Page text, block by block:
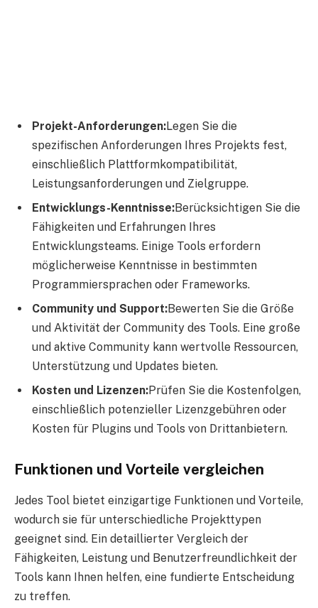
Projekt-Anforderungen:Legen Sie die
spezifischen Anforderungen Ihres Projekts fest,
einschließlich Plattformkompatibilität,
Leistungsanforderungen und Zielgruppe.
Entwicklungs-Kenntnisse:Berücksichtigen Sie die
Fähigkeiten und Erfahrungen Ihres
Entwicklungsteams. Einige Tools erfordern
möglicherweise Kenntnisse in bestimmten
Programmiersprachen oder Frameworks.
Community und Support:Bewerten Sie die Größe
und Aktivität der Community des Tools. Eine große
und aktive Community kann wertvolle Ressourcen,
Unterstützung und Updates bieten.
Kosten und Lizenzen:Prüfen Sie die Kostenfolgen,
einschließlich potenzieller Lizenzgebühren oder
Kosten für Plugins und Tools von Drittanbietern.
Funktionen und Vorteile vergleichen
Jedes Tool bietet einzigartige Funktionen und Vorteile,
wodurch sie für unterschiedliche Projekttypen
geeignet sind. Ein detaillierter Vergleich der
Fähigkeiten, Leistung und Benutzerfreundlichkeit der
Tools kann Ihnen helfen, eine fundierte Entscheidung
zu treffen.